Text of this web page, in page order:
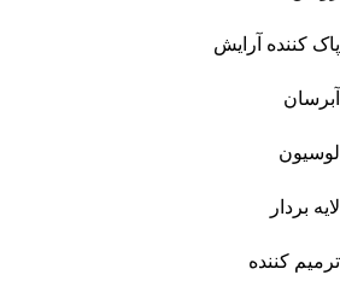
پاک کننده آرایش
آبرسان
لوسیون
لایه بردار
ترمیم کننده